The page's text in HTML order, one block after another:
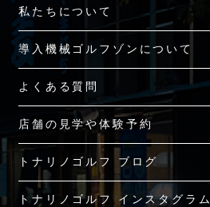
私たちについて
導入機械ゴルフゾンについて
よくある質問
店舗の見学や体験予約
トナリノゴルフ ブログ
トナリノゴルフ インスタグラム